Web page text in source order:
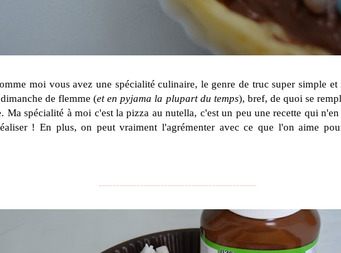
moi vous avez une spécialité culinaire, le genre de truc super simple
de flemme (et en pyjama la plupart du temps), bref, de quoi se
Ma spécialité à moi c'est la pizza au nutella, c'est un peu une recette qui
! En plus, on peut vraiment l'agrémenter avec ce que l'on aime
----------------------------------------------